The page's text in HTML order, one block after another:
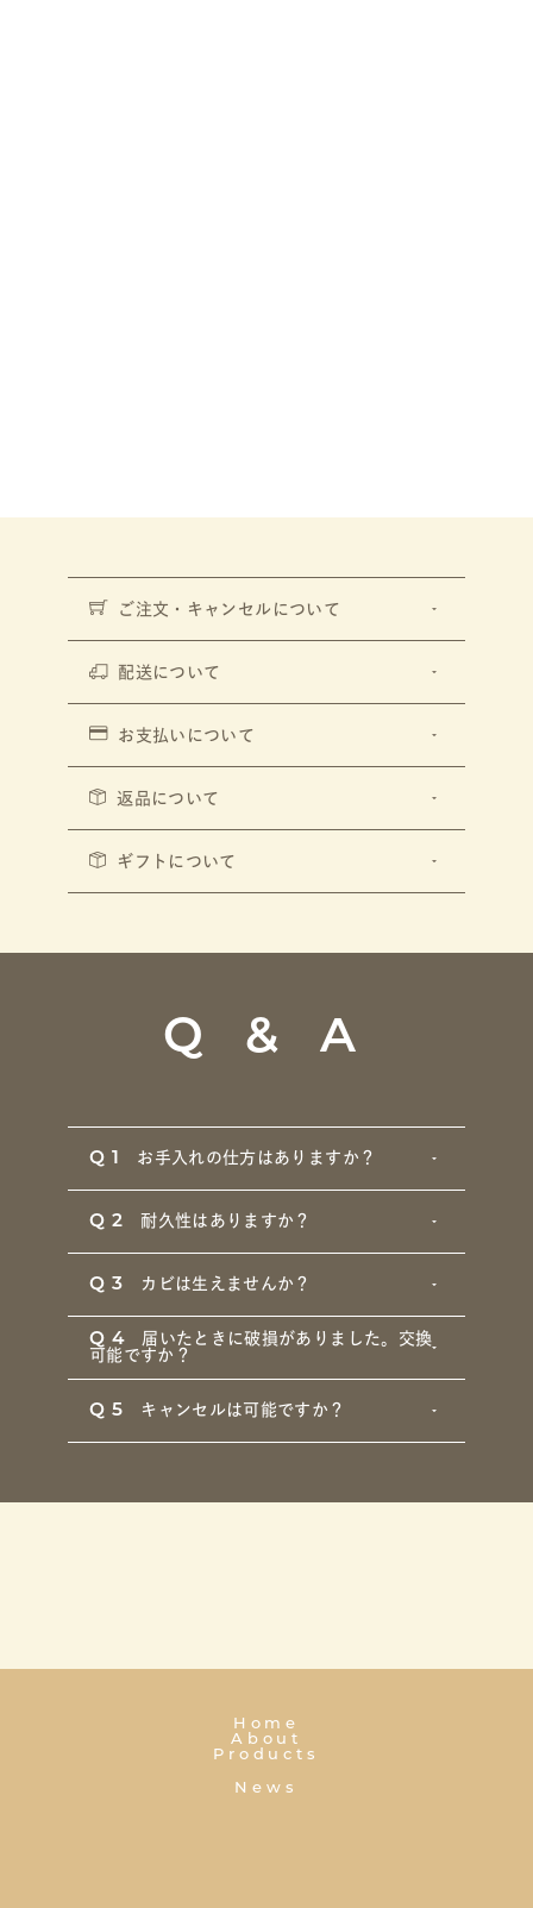
ご注文・キャンセルについて
配送について
お支払いについて
返品について
ギフトについて
Q & A
Q1 お手入れの仕方はありますか？
Q2 耐久性はありますか？
Q3 カビは生えませんか？
Q4
届いたときに破損がありました。交換
可能ですか？
Q5 キャンセルは可能ですか？
Home
About
Products
News